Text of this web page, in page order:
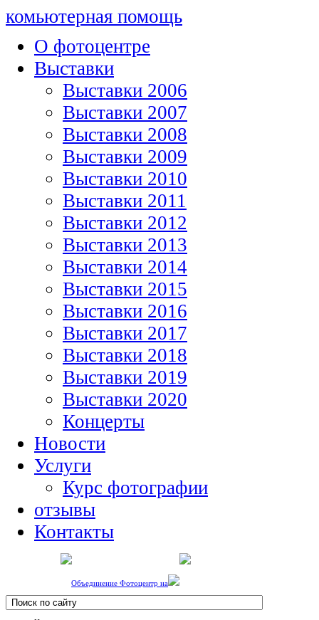
комьютерная помощь
О фотоцентре
Выставки
Выставки 2006
Выставки 2007
Выставки 2008
Выставки 2009
Выставки 2010
Выставки 2011
Выставки 2012
Выставки 2013
Выставки 2014
Выставки 2015
Выставки 2016
Выставки 2017
Выставки 2018
Выставки 2019
Выставки 2020
Концерты
Новости
Услуги
Курс фотографии
отзывы
Контакты
Объединение Фотоцентр на